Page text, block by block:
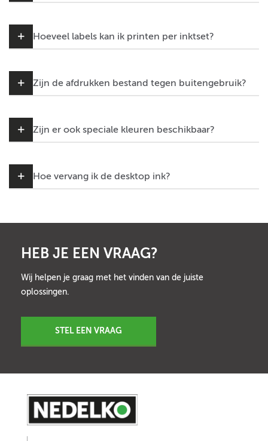
Hoeveel labels kan ik printen per inktset?
Zijn de afdrukken bestand tegen buitengebruik?
Zijn er ook speciale kleuren beschikbaar?
Hoe vervang ik de desktop ink?
HEB JE EEN VRAAG?
Wij helpen je graag met het vinden van de juiste
oplossingen.
STEL EEN VRAAG